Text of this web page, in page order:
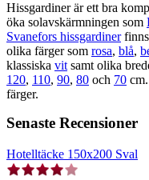
Hissgardiner är ett bra
öka solavskärmningen som
Svanefors hissgardinerfinns
olika färger som rosa, blå,
klassiska vit samt olika
120, 110, 90, 80 och 70 cm.
färger.
Senaste Recensioner
Hotelltäcke 150x200 Sval